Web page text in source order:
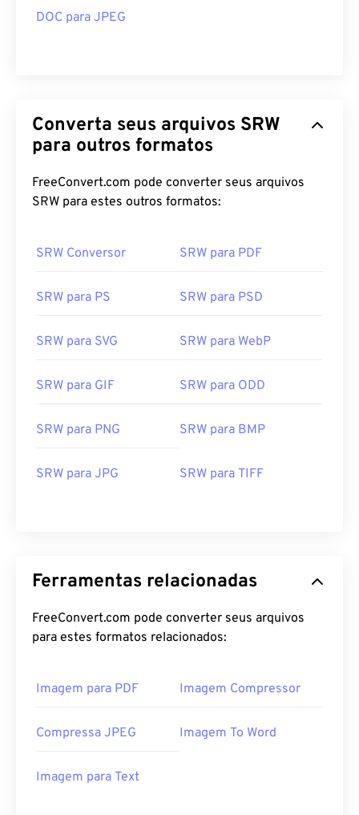
DOC para JPEG
Converta seus arquivos SRW
para outros formatos
FreeConvert.com pode converter seus arquivos
SRW para estes outros formatos:
SRW Conversor SRW para PDF
SRW para PS SRW para PSD
SRW para SVG SRW para WebP
SRW para GIF SRW para ODD
SRW para PNG SRW para BMP
SRW para JPG SRW para TIFF
Ferramentas relacionadas
FreeConvert.com pode converter seus arquivos
para estes formatos relacionados:
Imagem para PDF Imagem Compressor
Compressa JPEG Imagem To Word
Imagem para Text